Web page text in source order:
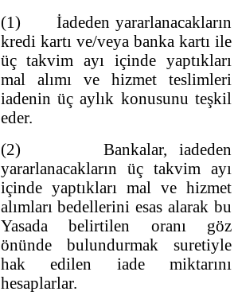
(1) İadeden yararlanacakların
kredi kartı ve/veya banka kartı ile
üç takvim ayı içinde yaptıkları
mal alımı ve hizmet teslimleri
iadenin üç aylık konusunu teşkil
eder.
(2) Bankalar, iadeden
yararlanacakların üç takvim ayı
içinde yaptıkları mal ve hizmet
alımları bedellerini esas alarak bu
Yasada belirtilen oranı göz
önünde bulundurmak suretiyle
hak edilen iade miktarını
hesaplarlar.